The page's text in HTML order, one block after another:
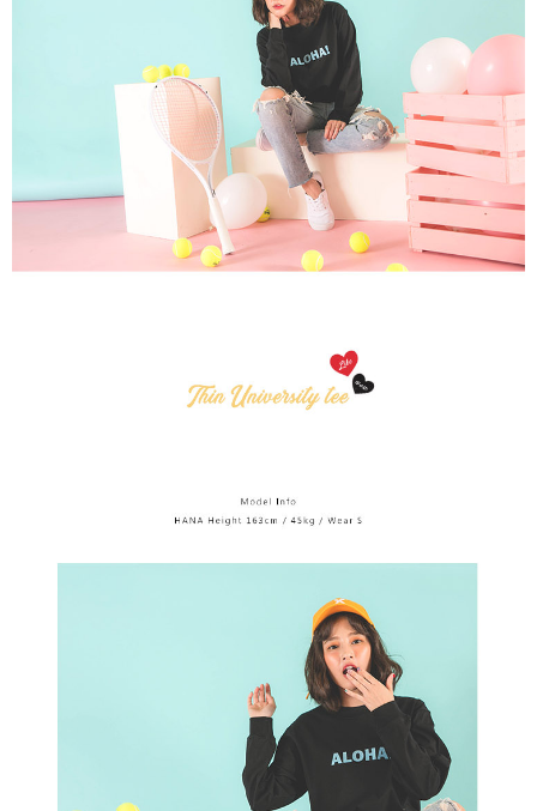
【Panduan Penggunaan Pembayaran Ansuran Gogo】
1. Perkhidmatan ini disediakan oleh Taiwan Mobile, pengguna telefon
mudah alih boleh segera menggunakan tanpa perlu memohon lagi.
(Hanya untuk nombor langganan peribadi, tidak terbuka untuk syarikat
dan kad prabayar)
2. Pilihan kaedah pembayaran "Pembayaran Ansuran Gogo", selepas
pesanan ditubuhkan, akan secara automatik dialihkan ke proses
transaksi Gogo, selepas pengesahan nombor telefon, pilih bilangan
ansuran yang diingini, tarikh akhir pembayaran, dan setelah
mengesahkan pembayaran, transaksi akan selesai.
3. Jumlah kelulusan sebenar, bilangan ansuran dan jumlah bayaran
akan dibatalkan secara automatik. Jika terdapat situasi "pindah untuk
semakan khusus" yang tidak lulus, ini menunjukkan bahawa sistem
penilaian tidak mencukupi, tiada penjelasan mengenai kandungan
penilaian boleh diberikan.
"Pembayaran Ansuran Gogo" akan menghantar SMS peringatan
pembayaran selepas tarikh penyelesaian bulanan.
membayar melalui "Kod bar kedai serbaneka / Kedai rasmi Taiwan
1. Perkhidmatan ini disediakan oleh "Taiwan Mobile Co., Ltd." untuk
membolehkan pengguna membeli produk atau perkhidmatan melalui
perkhidmatan ini semasa transaksi, dan kedai akan menyerahkan hak
tuntutan harga jual/beli ansuran kepada syarikat ini untuk membayar bil
2. Berdasarkan tujuan kontrak persetujuan pembayaran menggunakan
"Pembayaran Ansuran Gogo", kedai akan memberikan maklumat peribadi
mendapatkan kebenaran daripada ibu bapa atau penjaga yang sah
Sila hubungi NP Taiwan Inc. di cs_tw@netprotections.co.jp jika anda
mempunyai sebarang kebimbangan mengenai pemprosesan dan
penggunaan pada data peribadi. Jika anda tidak bersetuju dengan data
peribadi yang disenaraikan seperti di atas akan dikumpul dan digunakan
oleh AFTEE, sila jangan gunakan perkhidmatan ini.